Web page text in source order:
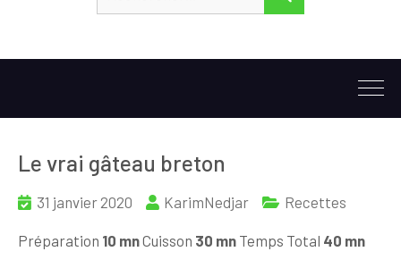
Le vrai gâteau breton
31 janvier 2020 KarimNedjar Recettes
Préparation 10 mnCuisson 30 mn Temps Total 40 mn